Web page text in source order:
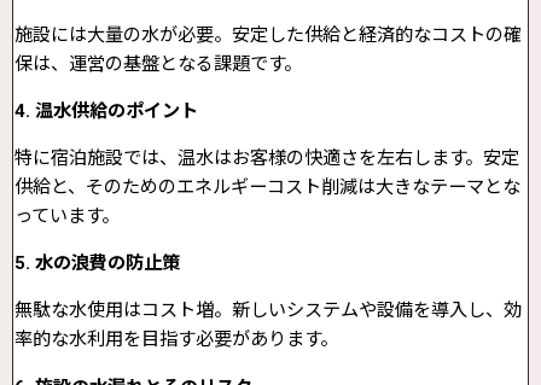
施設には大量の水が必要。安定した供給と経済的なコストの確
保は、運営の基盤となる課題です。
4. 温水供給のポイント
特に宿泊施設では、温水はお客様の快適さを左右します。安定
供給と、そのためのエネルギーコスト削減は大きなテーマとな
っています。
5. 水の浪費の防止策
無駄な水使用はコスト増。新しいシステムや設備を導入し、効
率的な水利用を目指す必要があります。